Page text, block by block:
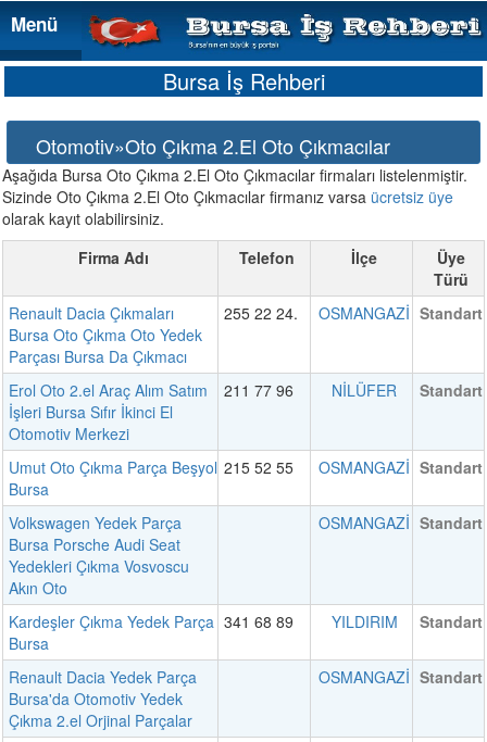
Menü
Menü
Bursa İş Rehberi
Otomotiv»Oto Çıkma 2.El Oto Çıkmacılar
Aşağıda Bursa Oto Çıkma 2.El Oto Çıkmacılar firmaları listelenmiştir.
Sizinde Oto Çıkma 2.El Oto Çıkmacılar firmanız varsa ücretsiz üye
olarak kayıt olabilirsiniz.
Firma Adı
Telefon İlçe
Üye
Türü
Renault Dacia Çıkmaları
Bursa Oto Çıkma Oto Yedek
Parçası Bursa Da Çıkmacı
255 22 24. OSMANGAZİ Standart
Erol Oto 2.el Araç Alım Satım
İşleri Bursa Sıfır İkinci El
Otomotiv Merkezi
211 77 96 NİLÜFER Standart
Umut Oto Çıkma Parça Beşyol
Bursa
215 52 55 OSMANGAZİ Standart
Volkswagen Yedek Parça
Bursa Porsche Audi Seat
Yedekleri Çıkma Vosvoscu
Akın Oto
OSMANGAZİ Standart
Kardeşler Çıkma Yedek Parça
Bursa
341 68 89 YILDIRIM Standart
Renault Dacia Yedek Parça
Bursa'da Otomotiv Yedek
Çıkma 2.el Orjinal Parçalar
OSMANGAZİ Standart